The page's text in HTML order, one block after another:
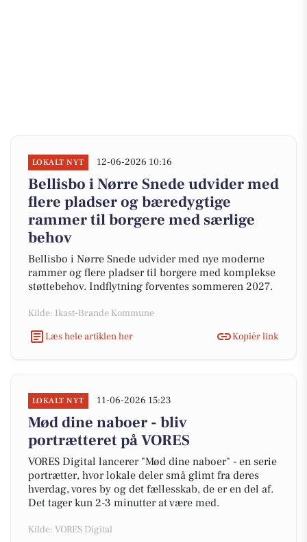
LOKALT NYT 12-06-2026 10:16
Bellisbo i Nørre Snede udvider med
flere pladser og bæredygtige
rammer til borgere med særlige
behov
Bellisbo i Nørre Snede udvider med nye moderne
rammer og flere pladser til borgere med komplekse
støttebehov. Indflytning forventes sommeren 2027.
Kilde: Ikast-Brande Kommune
Læs hele artiklen her
Kopiér link
LOKALT NYT 11-06-2026 15:23
Mød dine naboer - bliv
portrætteret på VORES
VORES Digital lancerer "Mød dine naboer" - en serie
portrætter, hvor lokale deler små glimt fra deres
hverdag, vores by og det fællesskab, de er en del af.
Det tager kun 2-3 minutter at være med.
Kilde: VORES Digital